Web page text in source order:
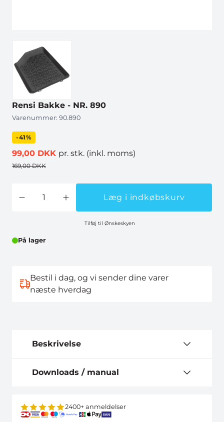
Rensi Bakke - NR. 890
Varenummer: 90.890
-41%
99,00 DKK pr. stk. (inkl. moms)
169,00 DKK
Læg i indkøbskurv
Tilføj til Ønskeskyen
På lager
Bestil i dag, og vi sender dine varer
næste hverdag
Beskrivelse
Downloads / manual
2400+ anmeldelser